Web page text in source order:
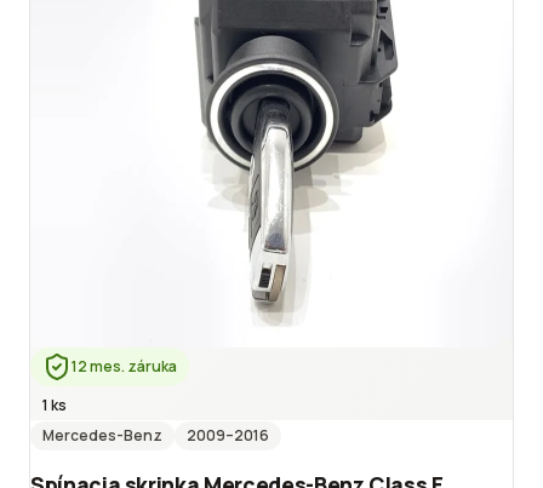
12 mes. záruka
1 ks
Mercedes-Benz
2009–2016